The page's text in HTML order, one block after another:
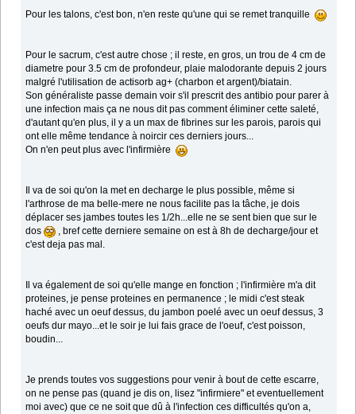
Pour les talons, c'est bon, n'en reste qu'une qui se remet tranquille
Pour le sacrum, c'est autre chose ; il reste, en gros, un trou de 4 cm de
diametre pour 3.5 cm de profondeur, plaie malodorante depuis 2 jours
malgré l'utilisation de actisorb ag+ (charbon et argent)/biatain.
Son généraliste passe demain voir s'il prescrit des antibio pour parer à
une infection mais ça ne nous dit pas comment éliminer cette saleté,
d'autant qu'en plus, il y a un max de fibrines sur les parois, parois qui
ont elle même tendance à noircir ces derniers jours...
On n'en peut plus avec l'infirmière
Il va de soi qu'on la met en decharge le plus possible, même si
l'arthrose de ma belle-mere ne nous facilite pas la tâche, je dois
déplacer ses jambes toutes les 1/2h...elle ne se sent bien que sur le
dos
, bref cette derniere semaine on est à 8h de decharge/jour et
c'est deja pas mal.
Il va également de soi qu'elle mange en fonction ; l'infirmière m'a dit
proteines, je pense proteines en permanence ; le midi c'est steak
haché avec un oeuf dessus, du jambon poelé avec un oeuf dessus, 3
oeufs dur mayo...et le soir je lui fais grace de l'oeuf, c'est poisson,
boudin...
Je prends toutes vos suggestions pour venir à bout de cette escarre,
on ne pense pas (quand je dis on, lisez "infirmiere" et eventuellement
moi avec) que ce ne soit que dû à l'infection ces difficultés qu'on a,